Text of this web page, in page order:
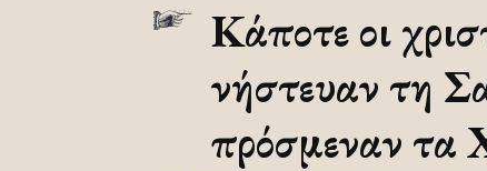
Κάποτε οι
νήστευαν τη
πρόσμεναν τα